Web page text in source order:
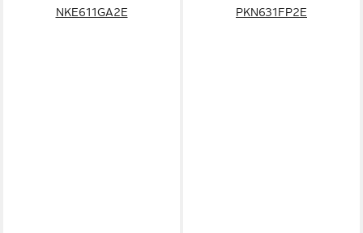
NKE611GA2E
PKN631FP2E